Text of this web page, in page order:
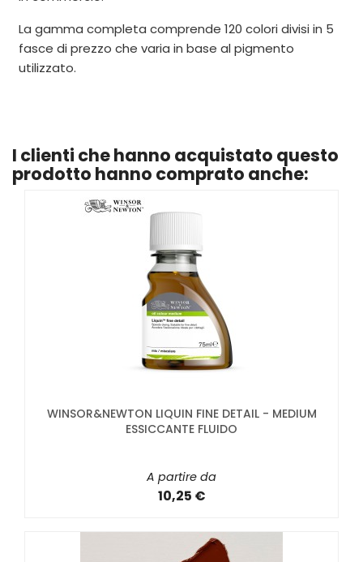
La gamma completa comprende 120 colori divisi in 5
fasce di prezzo che varia in base al pigmento
utilizzato.
I clienti che hanno acquistato questo
prodotto hanno comprato anche:
WINSOR&NEWTON LIQUIN FINE DETAIL - MEDIUM
ESSICCANTE FLUIDO
A partire da
10,25 €